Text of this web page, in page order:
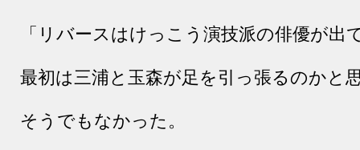
「リバースはけっこう演技派の俳優が出
最初は三浦と玉森が足を引っ張るのかと
そうでもなかった。